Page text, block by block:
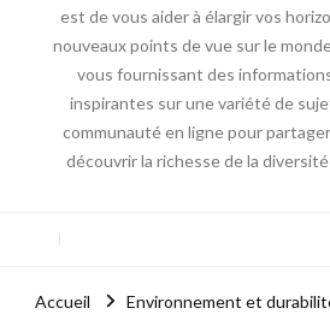
est de vous aider à élargir vos
nouveaux points de vue sur le
vous fournissant des
inspirantes sur une variété de
communauté en ligne pour
découvrir la richesse de la
Accueil
Environnement et